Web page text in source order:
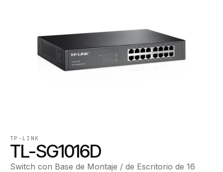
TP-LINK
TL-SG1016D
Switch con Base de Montaje / de Escritorio de 16